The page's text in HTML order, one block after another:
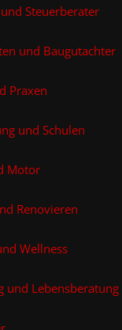
Steuerberater
und Baugutachter
Praxen
und Schulen
Motor
Renovieren
Wellness
und Lebensberatung